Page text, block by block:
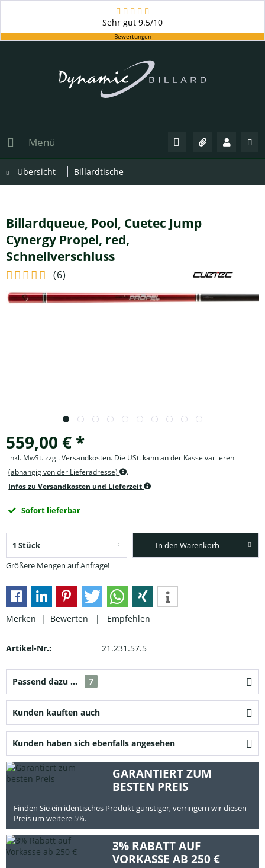
Sehr gut 9.5/10
Bewertungen
Menü
Übersicht Billardtische
Billardqueue, Pool, Cuetec Jump
Cynergy Propel, red,
Schnellverschluss
(6)
559,00 € *
inkl. MwSt. zzgl. Versandkosten. Die USt. kann an der Kasse variieren
(abhängig von der Lieferadresse)
.
Infos zu Versandkosten und Lieferzeit
Sofort lieferbar
Größere Mengen auf Anfrage!
In den Warenkorb
Merken | Bewerten | Empfehlen
Artikel-Nr.: 21.231.57.5
Passend dazu ... 7
Kunden kauften auch
Kunden haben sich ebenfalls angesehen
GARANTIERT ZUM
BESTEN PREIS
Finden Sie ein identisches Produkt günstiger, verringern wir diesen
Preis um weitere 5%.
3% RABATT AUF
VORKASSE AB 250 €